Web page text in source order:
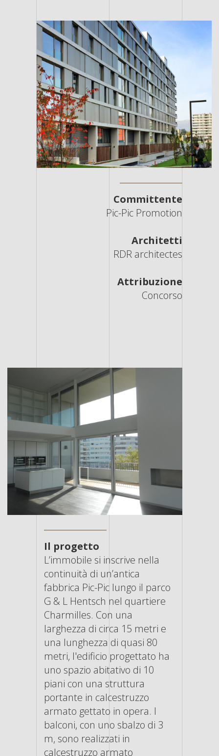
Committente
Pic-Pic Promotion
Architetti
RDR architectes
Attribuzione
Concorso
Il progetto
L’immobile si inscrive nella
continuità di un’antica
fabbrica Pic-Pic lungo il parco
G & L Hentsch nel quartiere
Charmilles. Con una
larghezza di circa 15 metri e
una lunghezza di quasi 80
metri, l'edificio progettato ha
uno spazio abitativo di 10
piani con una struttura
portante in calcestruzzo
armato gettato in opera. I
balconi, con uno sbalzo di 3
m, sono realizzati in
calcestruzzo armato